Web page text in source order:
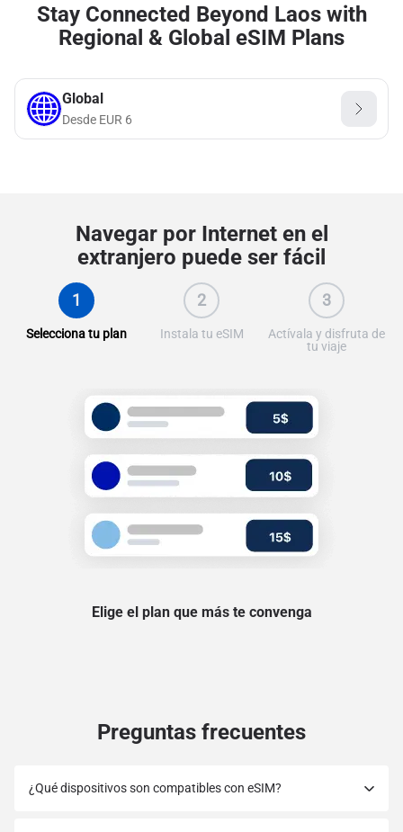
Stay Connected Beyond Laos with
Regional & Global eSIM Plans
Global
Desde EUR 6
Navegar por Internet en el
extranjero puede ser fácil
1
Selecciona tu plan
2
Instala tu eSIM
3
Actívala y disfruta de
tu viaje
Elige el plan que más te convenga
Preguntas frecuentes
¿Qué dispositivos son compatibles con eSIM?